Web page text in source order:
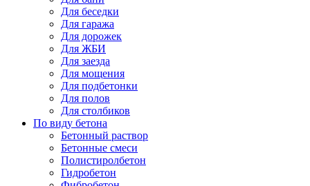
Для беседки
Для гаража
Для дорожек
Для ЖБИ
Для заезда
Для мощения
Для подбетонки
Для полов
Для столбиков
По виду бетона
Бетонный раствор
Бетонные смеси
Полистиролбетон
Гидробетон